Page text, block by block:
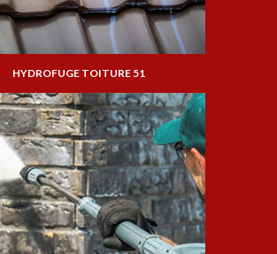
HYDROFUGE TOITURE 51